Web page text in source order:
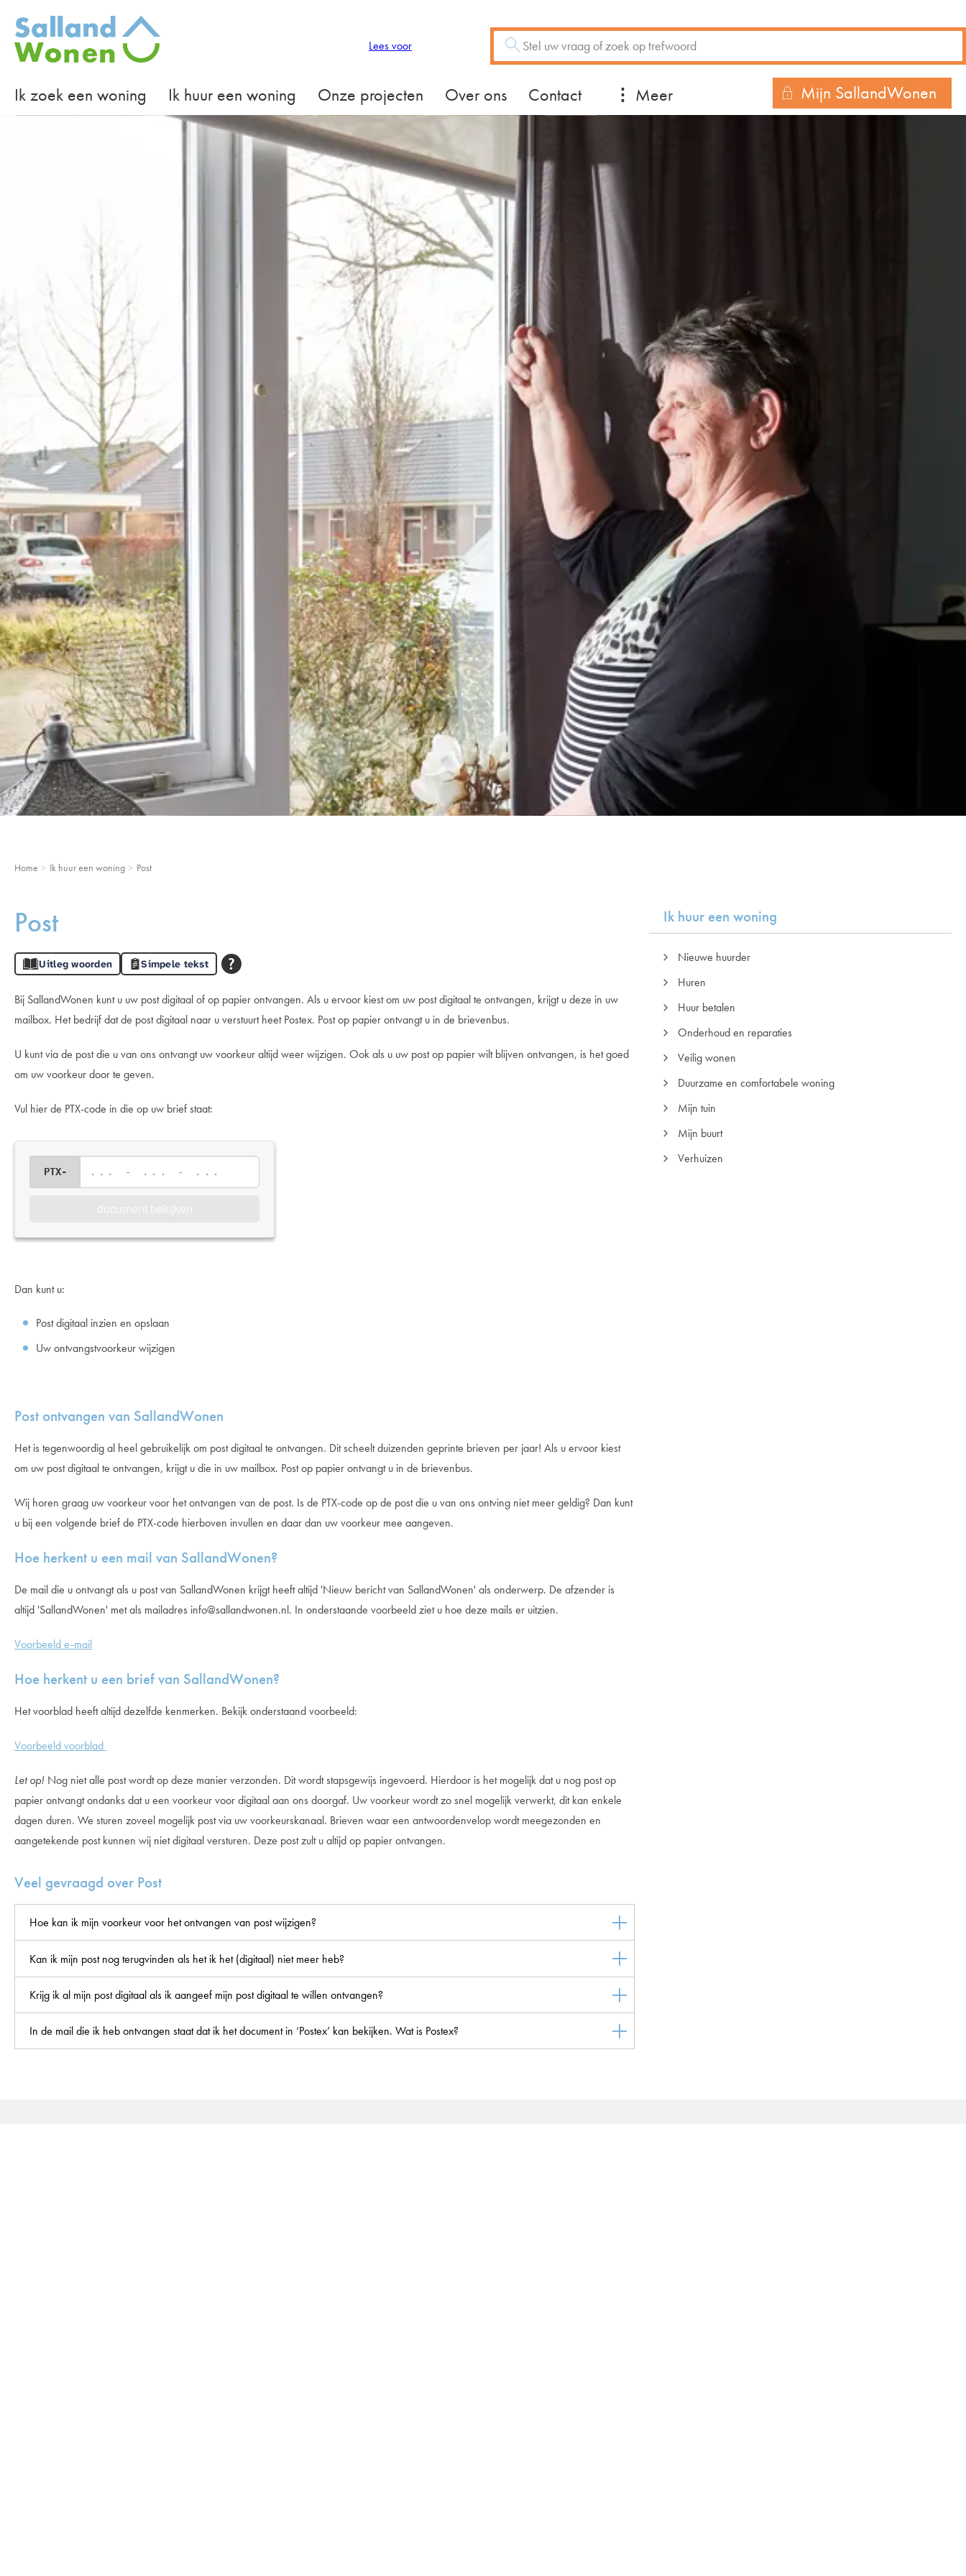
Naar de homepage
Ik zoek een woning Ik huur een woning Onze projecten Over ons Contact Meer
Lees voor Zoeken
Vraag of trefwoord
Mijn SallandWonen
Home Ik huur een woning Post
Post
Uitleg woorden Simpele tekst
Bij SallandWonen kunt u uw post digitaal of op papier ontvangen. Als u ervoor kiest om uw post digitaal te ontvangen, krijgt u deze in uw
mailbox. Het bedrijf dat de post digitaal naar u verstuurt heet Postex. Post op papier ontvangt u in de brievenbus.
U kunt via de post die u van ons ontvangt uw voorkeur altijd weer wijzigen. Ook als u uw post op papier wilt blijven ontvangen, is het goed
om uw voorkeur door te geven.
Vul hier de PTX-code in die op uw brief staat:
PTX- ... - ... - ...
Dan kunt u:
Post digitaal inzien en opslaan
Uw ontvangstvoorkeur wijzigen
Post ontvangen van SallandWonen
Het is tegenwoordig al heel gebruikelijk om post digitaal te ontvangen. Dit scheelt duizenden geprinte brieven per jaar! Als u ervoor kiest
om uw post digitaal te ontvangen, krijgt u die in uw mailbox. Post op papier ontvangt u in de brievenbus.
Wij horen graag uw voorkeur voor het ontvangen van de post. Is de PTX-code op de post die u van ons ontving niet meer geldig? Dan kunt
u bij een volgende brief de PTX-code hierboven invullen en daar dan uw voorkeur mee aangeven.
Hoe herkent u een mail van SallandWonen?
De mail die u ontvangt als u post van SallandWonen krijgt heeft altijd 'Nieuw bericht van SallandWonen' als onderwerp. De afzender is
altijd 'SallandWonen' met als mailadres info@sallandwonen.nl. In onderstaande voorbeeld ziet u hoe deze mails er uitzien.
Voorbeeld e-mail
Hoe herkent u een brief van SallandWonen?
Het voorblad heeft altijd dezelfde kenmerken. Bekijk onderstaand voorbeeld:
Voorbeeld voorblad
Let op! Nog niet alle post wordt op deze manier verzonden. Dit wordt stapsgewijs ingevoerd. Hierdoor is het mogelijk dat u nog post op
papier ontvangt ondanks dat u een voorkeur voor digitaal aan ons doorgaf. Uw voorkeur wordt zo snel mogelijk verwerkt, dit kan enkele
dagen duren. We sturen zoveel mogelijk post via uw voorkeurskanaal. Brieven waar een antwoordenvelop wordt meegezonden en
aangetekende post kunnen wij niet digitaal versturen. Deze post zult u altijd op papier ontvangen.
Veel gevraagd over Post
Hoe kan ik mijn voorkeur voor het ontvangen van post wijzigen?
Kan ik mijn post nog terugvinden als het ik het (digitaal) niet meer heb?
Krijg ik al mijn post digitaal als ik aangeef mijn post digitaal te willen ontvangen?
In de mail die ik heb ontvangen staat dat ik het document in ‘Postex’ kan bekijken. Wat is Postex?
Ik huur een woning
Nieuwe huurder
Huren
Huur betalen
Onderhoud en reparaties
Veilig wonen
Duurzame en comfortabele woning
Mijn tuin
Mijn buurt
Verhuizen